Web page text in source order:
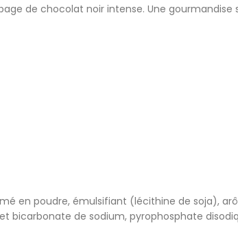
de chocolat noir intense. Une gourmandise
en poudre, émulsifiant (lécithine de soja),
bicarbonate de sodium, pyrophosphate